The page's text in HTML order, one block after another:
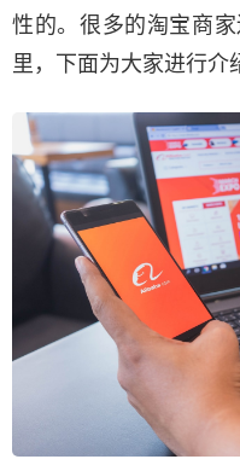
性的。很多的淘宝商
里，下面为大家进行介